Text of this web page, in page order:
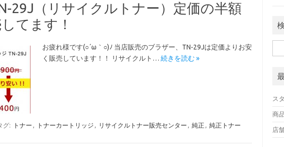
29J（リサイクルトナー）定価の半額
てます！
お疲れ様です(○´ω｀○)ﾉ 当店販売のブラザー、TN-29Jは定価よりお安
く販売しています！！ リサイクルト… 続きを読む »
グ: トナー , トナーカートリッジ , リサイクルトナー販売センター , 純正 , 純正トナー
ス
商
店